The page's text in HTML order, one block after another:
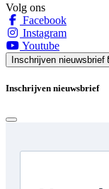
Volg ons
Facebook
Instagram
Youtube
Inschrijven nieuwsbrief
Inschrijven nieuwsbrief